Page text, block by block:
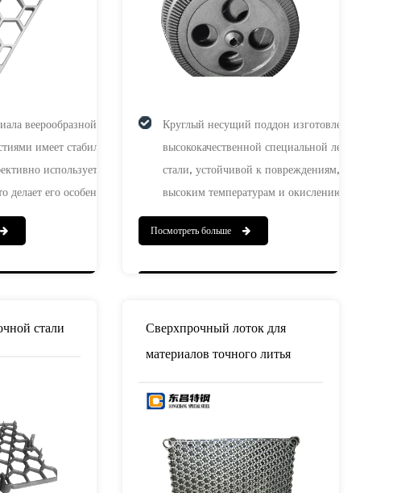
веерообразной формы с
имеет стабильную
использует
делает его особенно
хранения
различных сортов и
хранения и одновременно
формы изготовлен из
Круглый несущий поддон изготовлен из
высококачественной специальной
стали, устойчивой к повреждениям, коррозии,
высоким температурам и окислению, что
обеспечивает длительную стабильную работу в
суровых условиях. Этот продукт широко
Посмотреть больше
стали
Сверхпрочный лоток для
материалов точного литья